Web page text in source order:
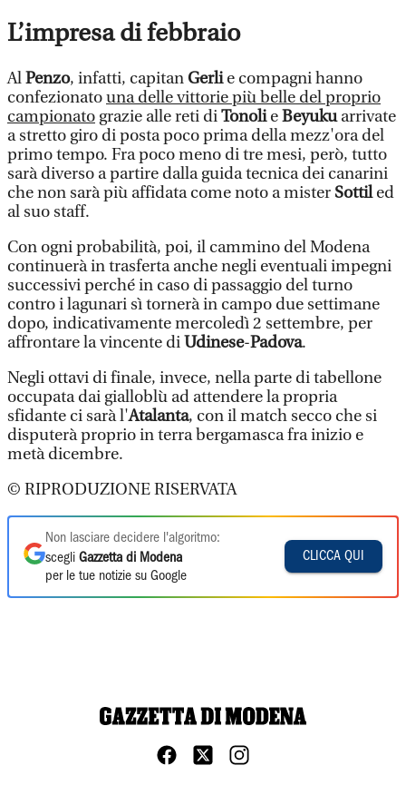
L’impresa di febbraio
AlPenzo, infatti, capitanGerlie compagni hanno
confezionatouna delle vittorie più belle del proprio
campionato grazie alle reti diTonolieBeyukuarrivate
a stretto giro di posta poco prima della mezz'ora del
primo tempo. Fra poco meno di tre mesi, però, tutto
sarà diverso a partire dalla guida tecnica dei canarini
che non sarà più affidata come noto a mister Sottiled
al suo staff.
Con ogni probabilità, poi, il cammino del Modena
continuerà in trasferta anche negli eventuali impegni
successivi perché in caso di passaggio del turno
contro i lagunari sì tornerà in campo due settimane
dopo, indicativamente mercoledì 2 settembre, per
affrontare la vincente diUdinese-Padova.
Negli ottavi di finale, invece, nella parte di tabellone
occupata dai gialloblù ad attendere la propria
sfidante ci sarà l'Atalanta, con il match secco che si
disputerà proprio in terra bergamasca fra inizio e
metà dicembre.
© RIPRODUZIONE RISERVATA
Non lasciare decidere l'algoritmo:
scegli Gazzetta di Modena
per le tue notizie su Google
CLICCA QUI